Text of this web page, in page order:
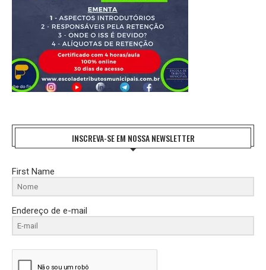
INSCREVA-SE EM NOSSA NEWSLETTER
First Name
Endereço de e-mail